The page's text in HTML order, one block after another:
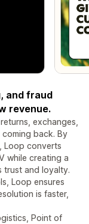
and fraud
revenue.
exchanges,
back. By
Loop converts
while creating a
trust and loyalty.
Loop ensures
is faster,
Point of